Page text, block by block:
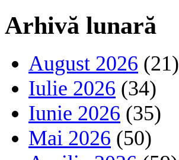
Arhivă lunară
August 2026 (21)
Iulie 2026 (34)
Iunie 2026 (35)
Mai 2026 (50)